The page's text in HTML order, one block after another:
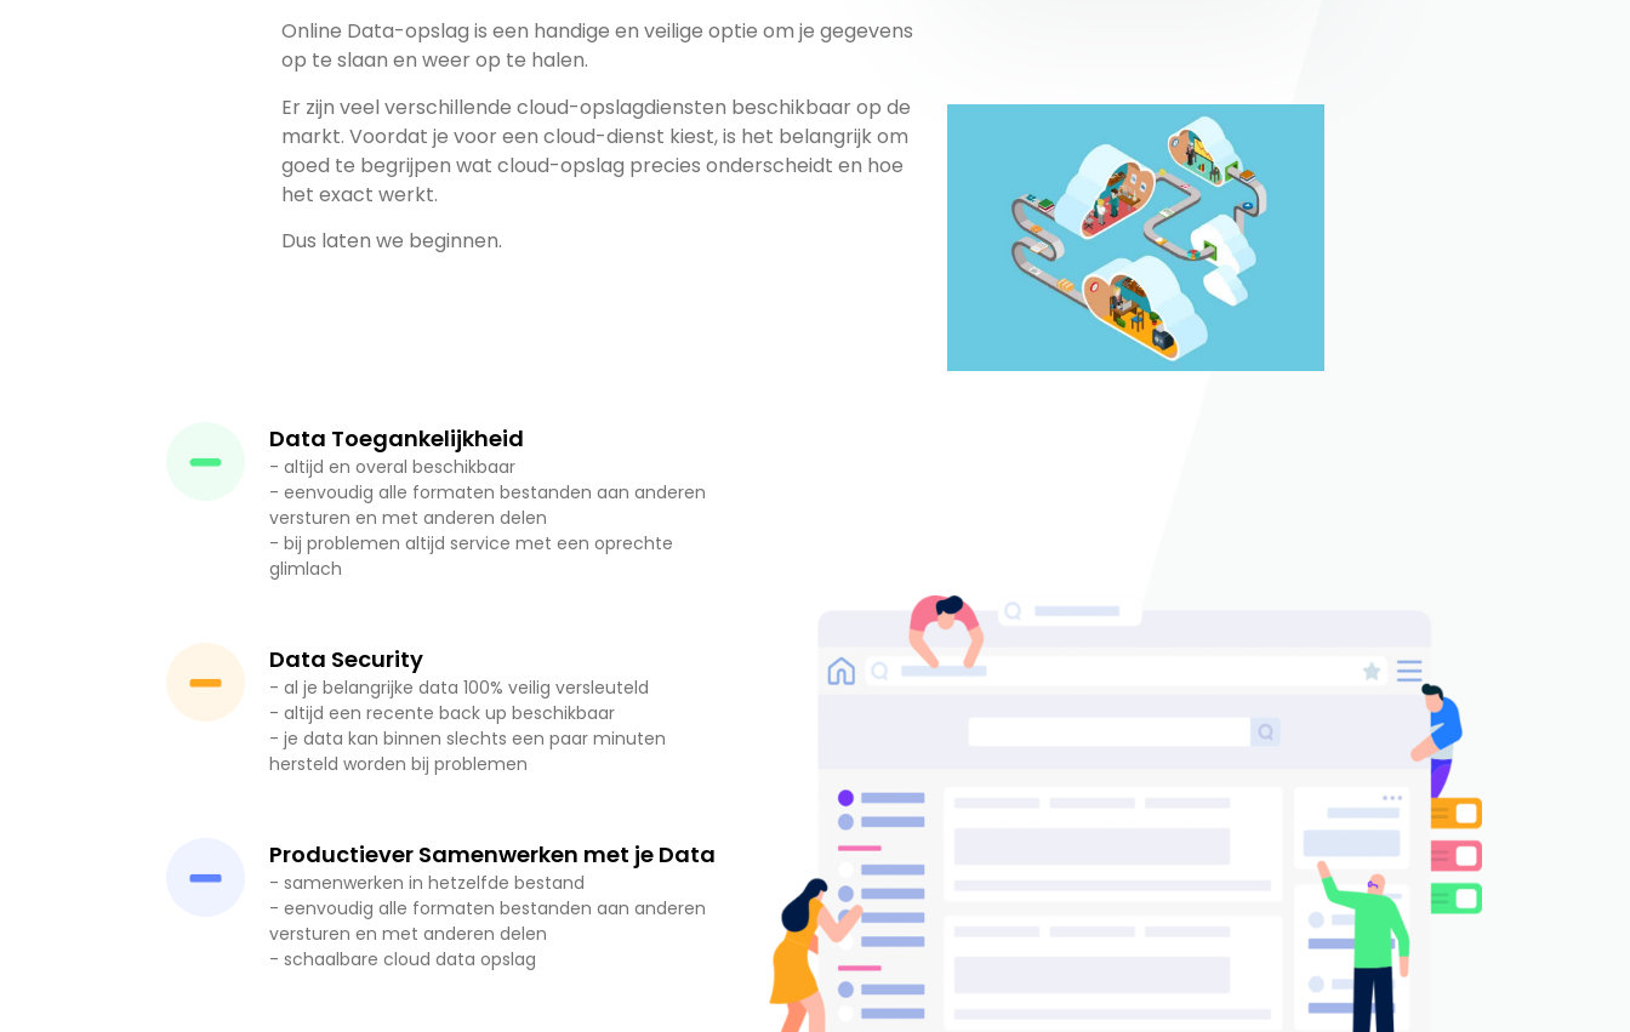
Online Data-opslag is een handige en veilige optie om je gegevens
op te slaan en weer op te halen.
Er zijn veel verschillende cloud-opslagdiensten beschikbaar op de
markt. Voordat je voor een cloud-dienst kiest, is het belangrijk om
goed te begrijpen wat cloud-opslag precies onderscheidt en hoe
het exact werkt.
Dus laten we beginnen.
Data Toegankelijkheid
- altijd en overal beschikbaar
- eenvoudig alle formaten bestanden aan anderen
versturen en met anderen delen
- bij problemen altijd service met een oprechte
glimlach
Data Security
- al je belangrijke data 100% veilig versleuteld
- altijd een recente back up beschikbaar
- je data kan binnen slechts een paar minuten
hersteld worden bij problemen
Productiever Samenwerken met je Data
- samenwerken in hetzelfde bestand
- eenvoudig alle formaten bestanden aan anderen
versturen en met anderen delen
- schaalbare cloud data opslag